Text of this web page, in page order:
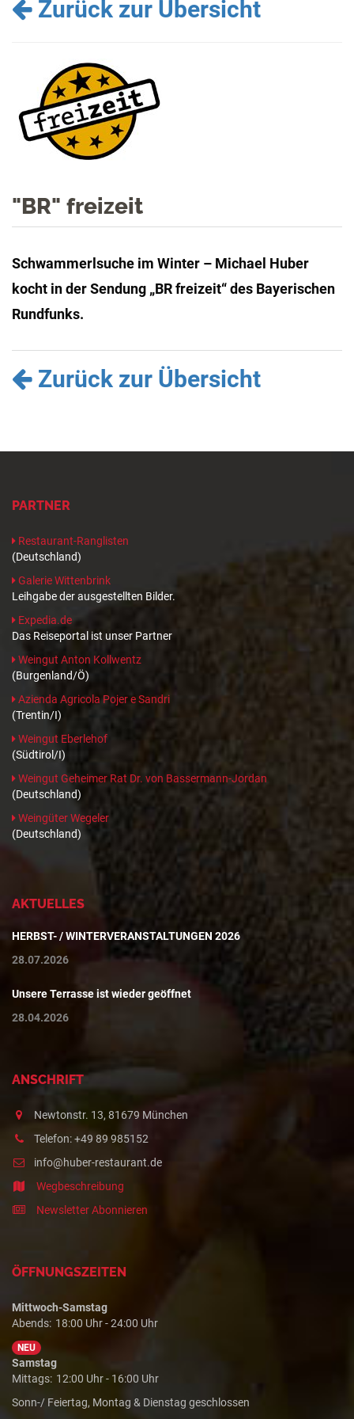
Zurück zur Übersicht
"BR" freizeit
Schwammerlsuche im Winter – Michael Huber
kocht in der Sendung „BR freizeit“ des Bayerischen
Rundfunks.
Zurück zur Übersicht
PARTNER
Restaurant-Ranglisten
(Deutschland)
Galerie Wittenbrink
Leihgabe der ausgestellten Bilder.
Expedia.de
Das Reiseportal ist unser Partner
Weingut Anton Kollwentz
(Burgenland/Ö)
Azienda Agricola Pojer e Sandri
(Trentin/I)
Weingut Eberlehof
(Südtirol/I)
Weingut Geheimer Rat Dr. von Bassermann-Jordan
(Deutschland)
Weingüter Wegeler
(Deutschland)
AKTUELLES
HERBST- / WINTERVERANSTALTUNGEN 2026
28.07.2026
Unsere Terrasse ist wieder geöffnet
28.04.2026
ANSCHRIFT
Newtonstr. 13, 81679 München
Telefon: +49 89 985152
info@huber-restaurant.de
Wegbeschreibung
Newsletter Abonnieren
ÖFFNUNGSZEITEN
Mittwoch-Samstag
Abends: 18:00 Uhr - 24:00 Uhr
NEU
Samstag
Mittags: 12:00 Uhr - 16:00 Uhr
Sonn-/ Feiertag, Montag & Dienstag geschlossen